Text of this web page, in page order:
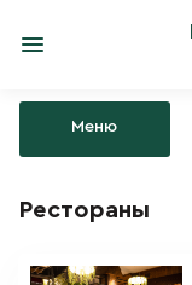
Меню
Рестораны